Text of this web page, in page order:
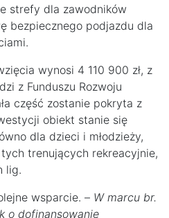
strefy dla zawodników
bezpiecznego podjazdu dla
wynosi 4 110 900 zł, z
z Funduszu Rozwoju
część zostanie pokryta z
obiekt stanie się
dla dzieci i młodzieży,
trenujących rekreacyjnie,
lig.
wsparcie. – W marcu br.
o dofinansowanie